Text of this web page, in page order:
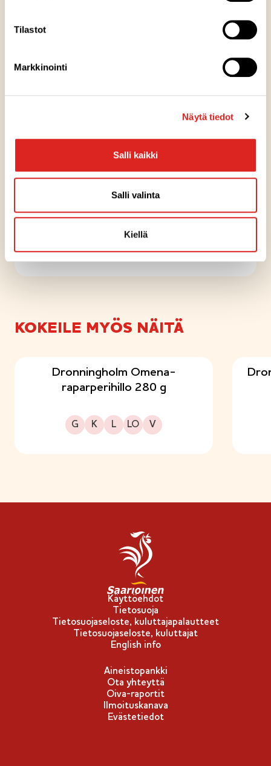
Tilastot
Markkinointi
Näytä tiedot
Salli kaikki
Salli valinta
Kiellä
Tuunattu mannapuuro
Rikkaat ritarit ja hillobuffa
KOKEILE MYÖS NÄITÄ
Dronningholm Omena-
raparperihillo 280 g
G
Gluteeniton K
Kuitupitoinen L
Laktoositon LO
Sopii lakto-ovo ruokavalioon V
Sopii vegaaniseen ruokavalioon
Käyttöehdot
Tietosuoja
Tietosuojaseloste, kuluttajapalautteet
Tietosuojaseloste, kuluttajat
English info
Aineistopankki
Ota yhteyttä
Oiva-raportit
Ilmoituskanava
Evästetiedot